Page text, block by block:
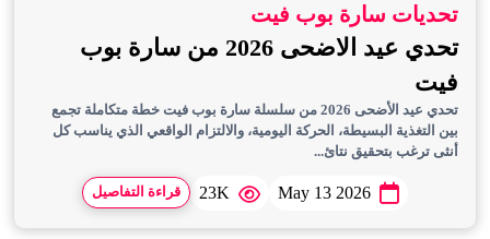
تحديات سارة بوب فيت
تحدي عيد الاضحى 2026 من سارة بوب
فيت
تحدي عيد الأضحى 2026 من سلسلة سارة بوب فيت خطة متكاملة تجمع
بين التغذية البسيطة، الحركة اليومية، والالتزام الواقعي الذي يناسب كل
أنثى ترغب بتحقيق نتائ...
May 13 2026
23K قراءة التفاصيل